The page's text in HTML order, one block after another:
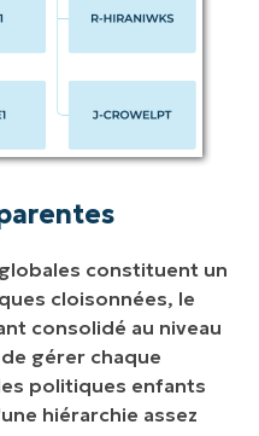
constituent un
cloisonnées, le
consolidé au niveau
gérer chaque
politiques enfants
hiérarchie assez